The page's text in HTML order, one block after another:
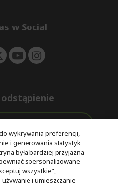
e
w Social
Wsparcie
przed i po
zakupie
Bezpieczne
płatności
wykrywania preferencji,
i generowania statystyk
była bardziej przyjazna
spersonalizowane
wszystkie”,
i umieszczanie